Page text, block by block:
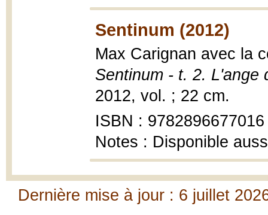
Sentinum (2012)
Max Carignan avec la
Sentinum - t. 2. L'ange
2012, vol. ; 22 cm.
ISBN : 9782896677016
Notes : Disponible
Dernière mise à jour : 6 juillet